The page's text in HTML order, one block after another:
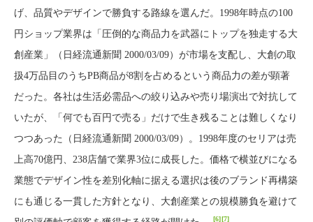
げ、品質やデザインで勝負する路線を選んだ。1998年時点の100
円ショップ業界は「圧倒的な商品力を武器にトップを独走する大
創産業」（日経流通新聞 2000/03/09）が市場を支配し、大創の取
扱4万品目のうちPB商品が8割を占めるという商品力の差が顕著
だった。各社は生活必需品への絞り込みや売り場演出で対抗して
いたが、「何でも百円で売る」だけで生き残ることは難しくなり
つつあった（日経流通新聞 2000/03/09）。1998年度のセリアは売
上高70億円、238店舗で業界3位に成長した。価格で横並びになる
業態でデザイン性を差別化軸に据える選択は後のブランド再構築
にも通じる一貫した方針となり、大創産業との規模勝負を避けて
[6][7]